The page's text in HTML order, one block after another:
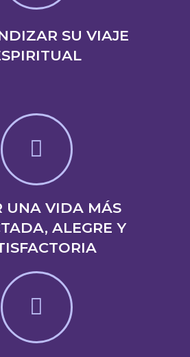
SU VIAJE
UNA VIDA MÁS
ALEGRE Y